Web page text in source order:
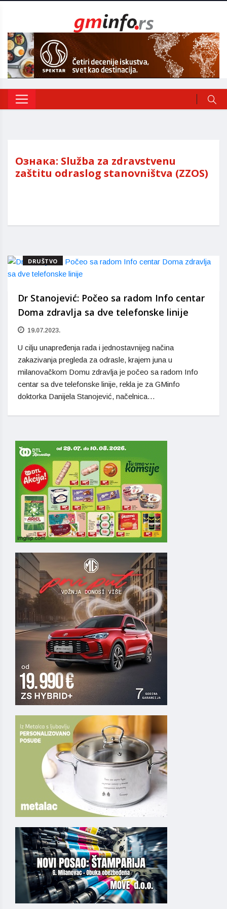
Ознака: Služba za zdravstvenu
zaštitu odraslog stanovništva (ZZOS)
DRUŠTVO
Dr Stanojević: Počeo sa radom Info centar
Doma zdravlja sa dve telefonske linije
19.07.2023.
U cilju unapređenja rada i jednostavnijeg načina
zakazivanja pregleda za odrasle, krajem juna u
milanovačkom Domu zdravlja je počeo sa radom Info
centar sa dve telefonske linije, rekla je za GMinfo
doktorka Danijela Stanojević, načelnica…